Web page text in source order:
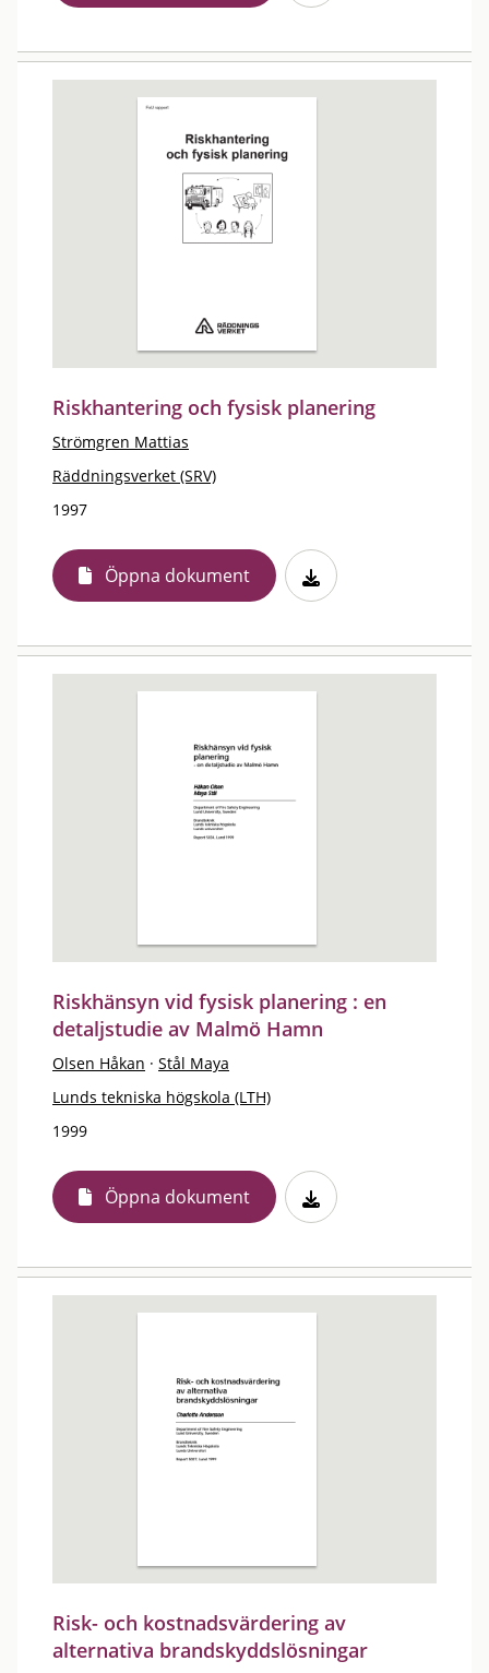
Riskhantering och fysisk planering
Strömgren Mattias
Räddningsverket (SRV)
1997
Öppna dokument
Riskhänsyn vid fysisk planering : en
detaljstudie av Malmö Hamn
Olsen Håkan · Stål Maya
Lunds tekniska högskola (LTH)
1999
Öppna dokument
Risk- och kostnadsvärdering av
alternativa brandskyddslösningar